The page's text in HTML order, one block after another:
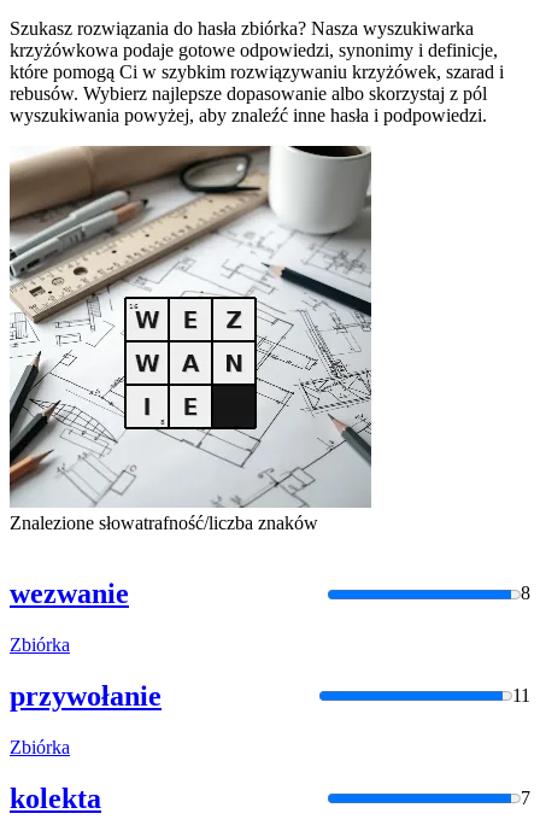
Szukasz rozwiązania do hasła zbiórka? Nasza wyszukiwarka
krzyżówkowa podaje gotowe odpowiedzi, synonimy i definicje,
które pomogą Ci w szybkim rozwiązywaniu krzyżówek, szarad i
rebusów. Wybierz najlepsze dopasowanie albo skorzystaj z pól
wyszukiwania powyżej, aby znaleźć inne hasła i podpowiedzi.
Znalezione słowatrafność/liczba znaków
wezwanie 8
Zbiórka
przywołanie 11
Zbiórka
kolekta 7